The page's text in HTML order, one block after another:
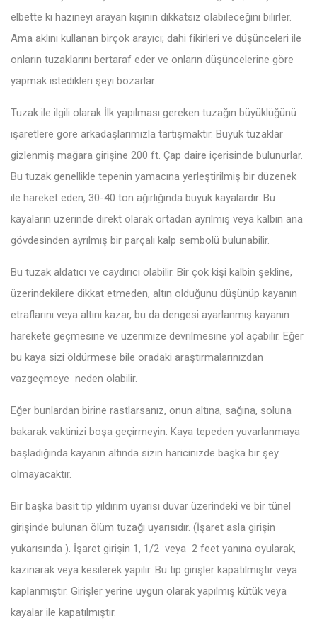
elbette ki hazineyi arayan kişinin dikkatsiz olabileceğini bilirler.
Ama aklını kullanan birçok arayıcı; dahi fikirleri ve düşünceleri ile
onların tuzaklarını bertaraf eder ve onların düşüncelerine göre
yapmak istedikleri şeyi bozarlar.
Tuzak ile ilgili olarak İlk yapılması gereken tuzağın büyüklüğünü
işaretlere göre arkadaşlarımızla tartışmaktır. Büyük tuzaklar
gizlenmiş mağara girişine 200 ft. Çap daire içerisinde bulunurlar.
Bu tuzak genellikle tepenin yamacına yerleştirilmiş bir düzenek
ile hareket eden, 30-40 ton ağırlığında büyük kayalardır. Bu
kayaların üzerinde direkt olarak ortadan ayrılmış veya kalbin ana
gövdesinden ayrılmış bir parçalı kalp sembolü bulunabilir.
Bu tuzak aldatıcı ve caydırıcı olabilir. Bir çok kişi kalbin şekline,
üzerindekilere dikkat etmeden, altın olduğunu düşünüp kayanın
etraflarını veya altını kazar, bu da dengesi ayarlanmış kayanın
harekete geçmesine ve üzerimize devrilmesine yol açabilir. Eğer
bu kaya sizi öldürmese bile oradaki araştırmalarınızdan
vazgeçmeye neden olabilir.
Eğer bunlardan birine rastlarsanız, onun altına, sağına, soluna
bakarak vaktinizi boşa geçirmeyin. Kaya tepeden yuvarlanmaya
başladığında kayanın altında sizin haricinizde başka bir şey
olmayacaktır.
Bir başka basit tip yıldırım uyarısı duvar üzerindeki ve bir tünel
girişinde bulunan ölüm tuzağı uyarısıdır. (İşaret asla girişin
yukarısında ). İşaret girişin 1, 1/2 veya 2 feet yanına oyularak,
kazınarak veya kesilerek yapılır. Bu tip girişler kapatılmıştır veya
kaplanmıştır. Girişler yerine uygun olarak yapılmış kütük veya
kayalar ile kapatılmıştır.